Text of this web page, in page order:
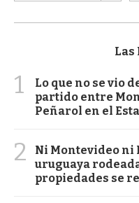
Las
1
Lo que no se vio
partido entre
Peñarol en el
2
Ni Montevideo ni
uruguaya
propiedades se